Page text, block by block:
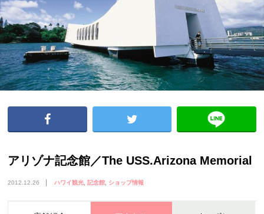
アリゾナ記念館／The USS.Arizona Memorial
2012.12.26 ハワイ観光 記念館 ショップ情報